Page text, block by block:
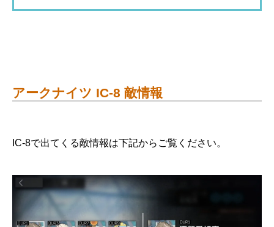
アークナイツ IC-8 敵情報
IC-8で出てくる敵情報は下記からご覧ください。